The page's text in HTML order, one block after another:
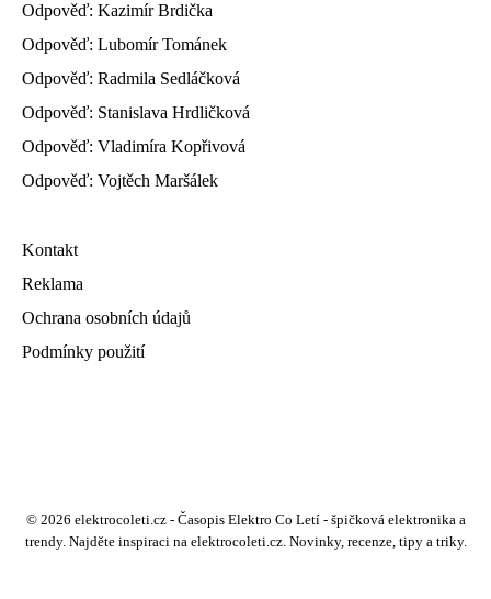
Odpověď: Kazimír Brdička
Odpověď: Lubomír Tománek
Odpověď: Radmila Sedláčková
Odpověď: Stanislava Hrdličková
Odpověď: Vladimíra Kopřivová
Odpověď: Vojtěch Maršálek
Kontakt
Reklama
Ochrana osobních údajů
Podmínky použití
© 2026 elektrocoleti.cz - Časopis Elektro Co Letí - špičková elektronika a
trendy. Najděte inspiraci na elektrocoleti.cz. Novinky, recenze, tipy a triky.